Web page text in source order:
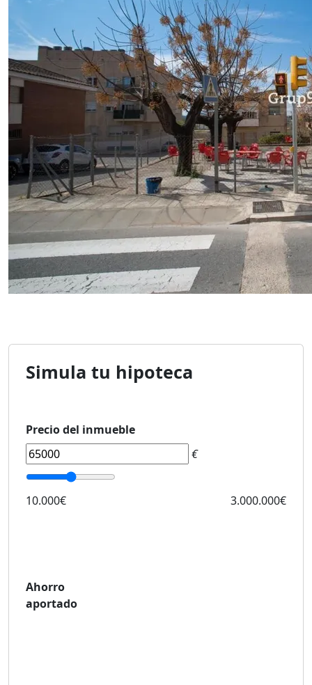
Simula tu hipoteca
Precio del inmueble
€
10.000€ 3.000.000€
Ahorro
aportado